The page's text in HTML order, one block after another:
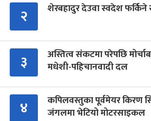
२ शेरबहादुर देउवा स्वदेश फर्किने
३
अस्तित्व संकटमा परेपछि
मधेशी-पहिचानवादी दल
४
कपिलवस्तुका पूर्वमेयर किरण
जंगलमा भेटियो मोटरसाइकल